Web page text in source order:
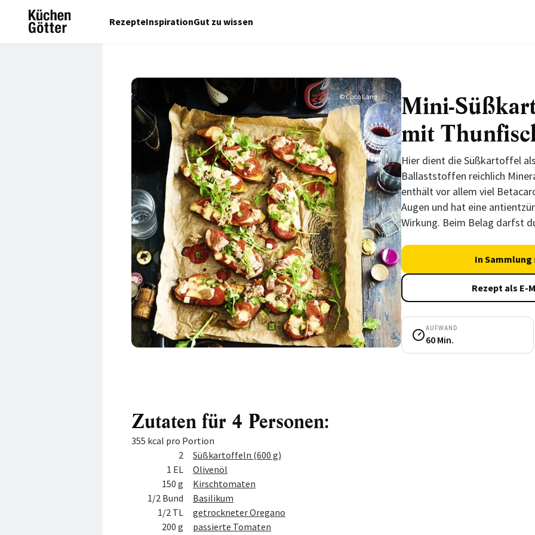
RezepteInspirationGut zu wissen
© Coco Lang
Mini-
mit
Hier dient die Süßkartoffel
Ballaststoffen reichlich
enthält vor allem viel
Augen und hat eine
Wirkung. Beim Belag darfst
In Sammlung
Rezept als E-
AUFWAND
60 Min.
Zutaten für 4 Personen:
355 kcal pro Portion
Zutat2
Süßkartoffeln (600 g)
1 EL
Olivenöl
150 g
Kirschtomaten
1/2 Bund
Basilikum
1/2 TL
getrockneter Oregano
200 g
passierte Tomaten